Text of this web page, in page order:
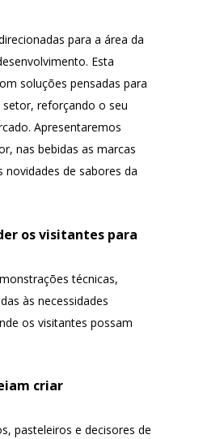
para a área da
Esta
soluções pensadas para
setor, reforçando o seu
Apresentaremos
nas bebidas as marcas
de sabores da
os visitantes para
técnicas,
às necessidades
os visitantes possam
criar
pasteleiros e decisores de